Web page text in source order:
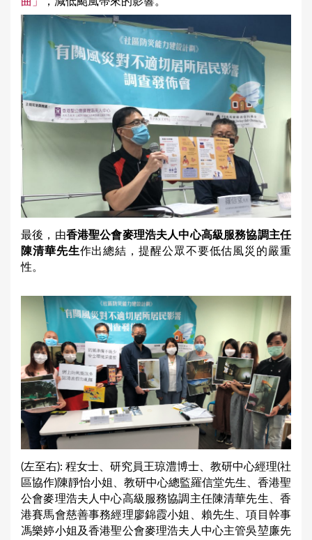
最後，由香港聖公會麥理浩夫人中心高級服務協調主任
陳清華先生作出總結，提醒公眾不要低估風災的嚴重
性。
(左至右): 程女士、研究員王琼澧博士、教研中心經理(社
區協作)陳靜怡小姐、教研中心總監羅信堂先生、香港聖
公會麥理浩夫人中心高級服務協調主任陳清華先生、香
港賽馬會慈善事務經理廖錦霞小姐、賴先生、項目幹事
馮樂婷小姐及香港聖公會麥理浩夫人中心主管吳堃廉先